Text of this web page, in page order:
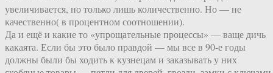
увеличивается, но только лишь количественно. Но — не
качественно( в процентном соотношении).
Да и ещё и какие то «упрощательные процессы» — ваще дичь
какаята. Если бы это было правдой — мы все в 90-е годы
должны были бы ходить к кузнецам и заказывать у них